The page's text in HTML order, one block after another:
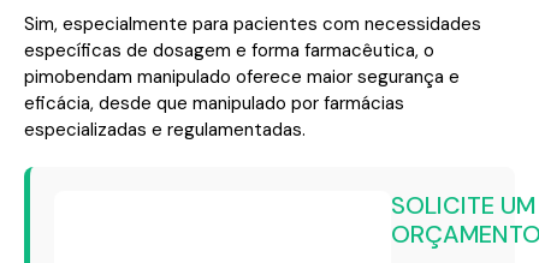
Sim, especialmente para pacientes com necessidades
específicas de dosagem e forma farmacêutica, o
pimobendam manipulado oferece maior segurança e
eficácia, desde que manipulado por farmácias
especializadas e regulamentadas.
SOLICITE UM